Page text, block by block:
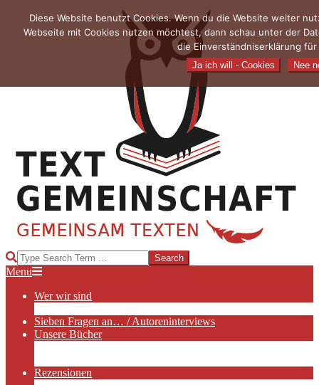
content
TEXTGEMEINSCHAFT
Search
Primary
Menu
Menu
Wer wir sind
Sieben Fragen an… / Autoreninterviews
Unsere Bücher
Rezensionen
Diese Website benutzt Cookies. Wenn du die Website weiter
Webseite mit Cookies nutzen möchtest, dann schau unter der
die Einverständniserklärung
Ja ich will - Cookies Nee